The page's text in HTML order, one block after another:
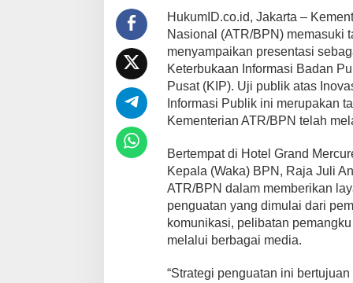
Informatif
dan
Inovatif
HukumID.co.id, Jakarta –
Nasional (ATR/BPN) memasuki
menyampaikan presentasi
Keterbukaan Informasi Badan
Pusat (KIP). Uji publik atas
Informasi Publik ini merupakan
Kementerian ATR/BPN telah
Bertempat di Hotel Grand
Kepala (Waka) BPN, Raja Juli
ATR/BPN dalam memberikan
penguatan yang dimulai dari
komunikasi, pelibatan
melalui berbagai media.
“Strategi penguatan ini